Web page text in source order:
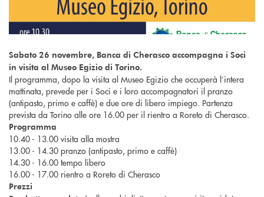
Sabato 26 novembre, Banca di Cherasco accompagna i Soci
in visita al Museo Egizio di Torino.
Il programma, dopo la visita al Museo Egizio che occuperà l’intera
mattinata, prevede per i Soci e i loro accompagnatori il pranzo
(antipasto, primo e caffè) e due ore di libero impiego. Partenza
prevista da Torino alle ore 16.00 per il rientro a Roreto di Cherasco.
Programma
10.40 - 13.00 visita alla mostra
13.00 - 14.30 pranzo (antipasto, primo e caffè)
14.30 - 16.00 tempo libero
16.00 - 17.00 rientro a Roreto di Cherasco
Prezzi